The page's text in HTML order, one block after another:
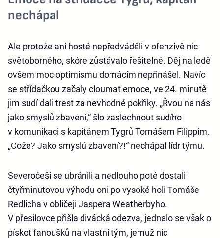
nechápal
Ale protože ani hosté nepředváděli v ofenzivě nic
světoborného, skóre zůstávalo řešitelné. Děj na ledě
ovšem moc optimismu domácím nepřinášel. Navíc
se střídačkou začaly cloumat emoce, ve 24. minutě
jim sudí dali trest za nevhodné pokřiky. „Řvou na nás
jako smyslů zbavení,“ šlo zaslechnout sudího
v komunikaci s kapitánem Tygrů Tomášem Filippim.
„Cože? Jako smyslů zbavení?!“ nechápal lídr týmu.
Severočeši se ubránili a nedlouho poté dostali
čtyřminutovou výhodu oni po vysoké holi Tomáše
Redlicha v obličeji Jaspera Weatherbyho.
V přesilovce přišla divácká odezva, jednalo se však o
pískot fanoušků na vlastní tým, jemuž nic